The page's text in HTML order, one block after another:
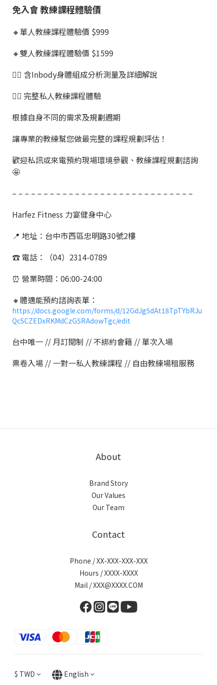
免入會 教練課程體驗價
🔸單人教練課程體驗價 $999
🔸雙人教練課程體驗價 $1599
👉🏼 含Inbody身體組成分析測量及詳細解說
👉🏼 完整私人教練課程體驗
根據自身不同的需求及規劃週期
讓專業的教練幫您做最完整的課程規劃評估！
歡迎私訊或來電預約現場環境參觀、教練課程規劃諮詢
🤩
– – – – – – – – – – – – – – – – – – – – – – – – – – – – –
Harfez Fitness 力宴健身中心
📍 地址：台中市西區忠明路30號2樓
☎️ 電話：（04）2314-0789
⏰ 營業時間：06:00-24:00
🔸體適能預約諮詢表單：
https://docs.google.com/forms/d/12GdJg5dAt18TpTYbRJu
QcSCZEDxRKMdCzG5RAdowTgc/edit
台中唯一 // 月訂閱制 // 不綁約會籍 // 單次入場
票卷入場 // 一對一私人教練課程 // 自由教練場租服務
About
Brand Story
Our Values
Our Team
Contact
Phone / XX-XXX-XXX-XXX
Hours / XXXX-XXXX
Mail / XXX@XXXX.COM
$ TWD English